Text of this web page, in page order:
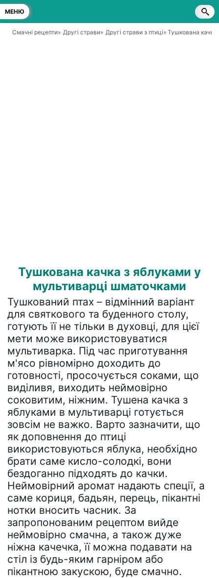
МЕНЮ
Смачні рецепти» Другі страви» Другі страви з птиці» Тушкована
Тушкована качка з яблуками у
мультиварці шматочками
Тушкований птах – відмінний варіант
для святкового та буденного столу,
готують її не тільки в духовці, для цієї
мети може використовуватися
мультиварка. Під час приготування
м'ясо рівномірно доходить до
готовності, просочується соками, що
виділивя, виходить неймовірно
соковитим, ніжним. Тушена качка з
яблуками в мультиварці готується
зовсім не важко. Варто зазначити, що
як доповнення до птиці
використовуються яблука, необхідно
брати саме кисло-солодкі, вони
бездоганно підходять до качки.
Неймовірний аромат надають спеції, а
саме кориця, бадьян, перець, пікантні
нотки вносить часник. За
запропонованим рецептом вийде
неймовірно смачна, а також дуже
ніжна качечка, її можна подавати на
стіл із будь-яким гарніром або
пікантною закускою, буде смачно.